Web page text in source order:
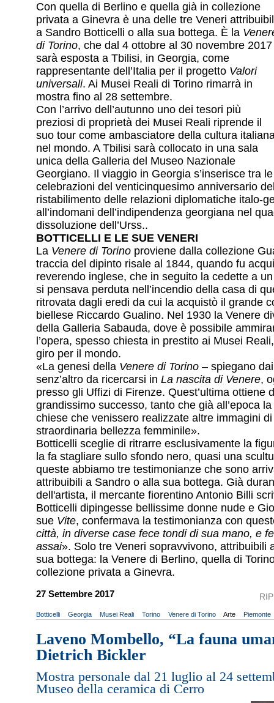
Con quella di Berlino e quella già in collezione
privata a Ginevra è una delle tre Veneri
a Sandro Botticelli o alla sua bottega. È la
di Torino, che dal 4 ottobre al 30 novembre 2017
sarà esposta a Tbilisi, in Georgia, come
rappresentante dell’Italia per il progetto Valori
universali. Ai Musei Reali di Torino rimarrà in
mostra fino al 28 settembre.
Con l’arrivo dell’autunno uno dei tesori più
preziosi di proprietà dei Musei Reali riprende il
suo tour come ambasciatore della cultura
nel mondo. A Tbilisi sarà collocato in una sala
unica della Galleria del Museo Nazionale
Georgiano. Il viaggio in Georgia s’inserisce tra le
celebrazioni del venticinquesimo anniversario
ristabilimento delle relazioni diplomatiche italo-
all’indomani dell’indipendenza georgiana nel
dissoluzione dell’Urss..
BOTTICELLI E LE SUE VENERI
La Venere di Torino proviene dalla collezione
traccia del dipinto risale al 1844, quando fu
reverendo inglese, che in seguito la cedette a un
si pensava perduta nell’incendio della casa di
ritrovata dagli eredi da cui la acquistò il grande
biellese Riccardo Gualino. Nel 1930 la Venere
della Galleria Sabauda, dove è possibile
l’opera, spesso chiesta in prestito ai Musei
giro per il mondo.
«La genesi della Venere di Torino – spiegano
senz’altro da ricercarsi in La nascita di Venere,
presso gli Uffizi di Firenze. Quest’ultima ottiene
grandissimo successo, tanto che già all’epoca
chiese che venissero realizzate altre immagini
straordinaria bellezza femminile».
Botticelli sceglie di ritrarre esclusivamente la
la fa stagliare sullo sfondo nero, quasi una
queste abbiamo tre testimonianze che sono
attribuibili a Sandro o alla sua bottega. Già
dell'artista, il mercante fiorentino Antonio Billi
Botticelli dipingesse bellissime donne nude e
sue Vite, confermava la testimonianza con
città, in diverse case fece tondi di sua mano, e
assai». Solo tre Veneri sopravvivono, attribuibili
sua bottega: la Venere di Berlino, quella di
collezione privata a Ginevra.
27 Settembre 2017
Botticelli Georgia Musei Reali Torino Venere di Torino Arte Piemonte
Laveno Mombello, “La fauna
Dietrich Bickler
Mostra personale dal 21 luglio al 24
Museo della ceramica di Cerro